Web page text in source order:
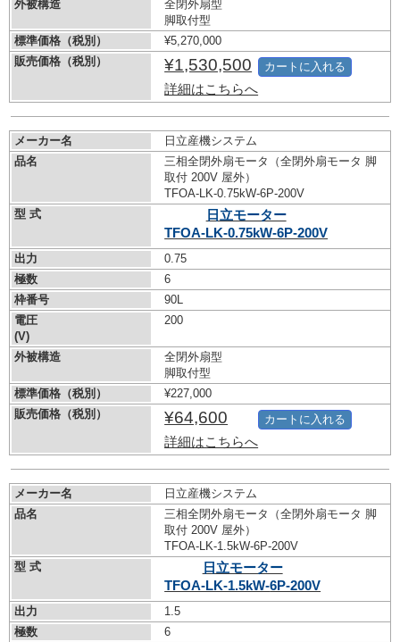
外被構造
全閉外扇型
脚取付型
標準価格（税別）
¥5,270,000
販売価格（税別）
¥1,530,500
詳細はこちらへ
カートに入れる
メーカー名
日立産機システム
品名
三相全閉外扇モータ（全閉外扇モータ 脚
取付 200V 屋外）
TFOA-LK-0.75kW-6P-200V
型 式
日立モーター
TFOA-LK-0.75kW-6P-200V
出力
0.75
極数
6
枠番号
90L
電圧
(V)
200
外被構造
全閉外扇型
脚取付型
標準価格（税別）
¥227,000
販売価格（税別）
¥64,600
詳細はこちらへ
カートに入れる
メーカー名
日立産機システム
品名
三相全閉外扇モータ（全閉外扇モータ 脚
取付 200V 屋外）
TFOA-LK-1.5kW-6P-200V
型 式
日立モーター
TFOA-LK-1.5kW-6P-200V
出力
1.5
極数
6